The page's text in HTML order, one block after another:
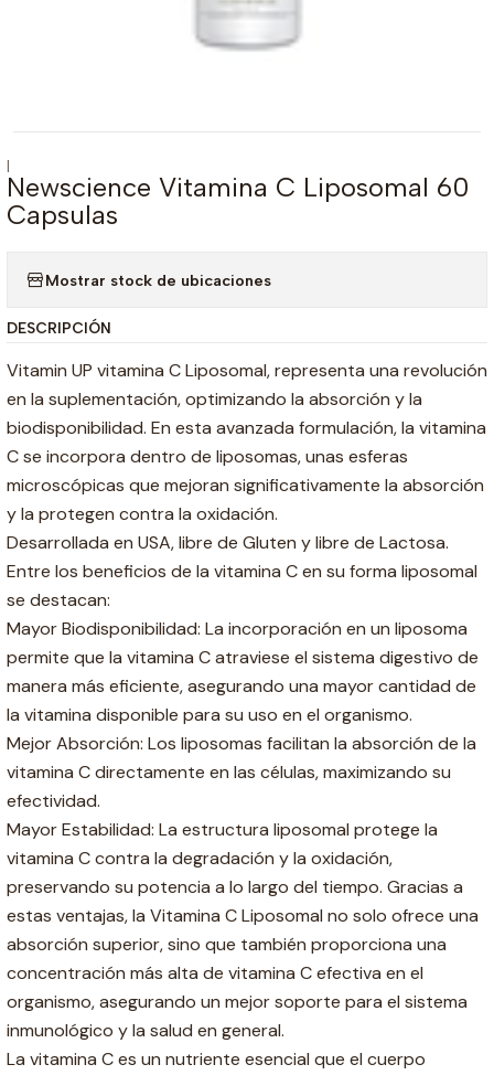
|
Newscience Vitamina C Liposomal 60
Capsulas
Mostrar stock de ubicaciones
DESCRIPCIÓN
Vitamin UP vitamina C Liposomal, representa una revolución
en la suplementación, optimizando la absorción y la
biodisponibilidad. En esta avanzada formulación, la vitamina
C se incorpora dentro de liposomas, unas esferas
microscópicas que mejoran significativamente la absorción
y la protegen contra la oxidación.
Desarrollada en USA, libre de Gluten y libre de Lactosa.
Entre los beneficios de la vitamina C en su forma liposomal
se destacan:
Mayor Biodisponibilidad: La incorporación en un liposoma
permite que la vitamina C atraviese el sistema digestivo de
manera más eficiente, asegurando una mayor cantidad de
la vitamina disponible para su uso en el organismo.
Mejor Absorción: Los liposomas facilitan la absorción de la
vitamina C directamente en las células, maximizando su
efectividad.
Mayor Estabilidad: La estructura liposomal protege la
vitamina C contra la degradación y la oxidación,
preservando su potencia a lo largo del tiempo. Gracias a
estas ventajas, la Vitamina C Liposomal no solo ofrece una
absorción superior, sino que también proporciona una
concentración más alta de vitamina C efectiva en el
organismo, asegurando un mejor soporte para el sistema
inmunológico y la salud en general.
La vitamina C es un nutriente esencial que el cuerpo